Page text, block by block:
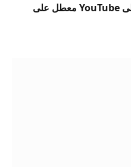
وضع صورة داخل صورة (PiP) على YouTube معطل على